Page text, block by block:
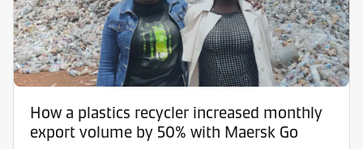
How a plastics recycler increased monthly
export volume by 50% with Maersk Go